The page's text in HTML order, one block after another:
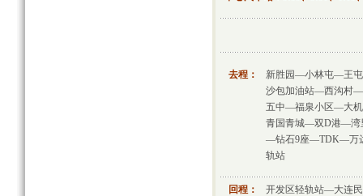
去程：
新胜园—小林屯—王
沙包加油站—西沟村
五中—福泉小区—大
青国青城—双D港—湾
—钻石9座—TDK—万
轨站
回程：
开发区轻轨站—大连